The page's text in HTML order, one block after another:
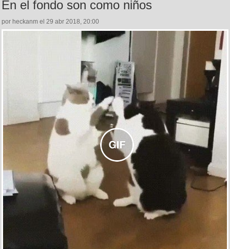
En el fondo son como niños
por heckanm el 29 abr 2018, 20:00